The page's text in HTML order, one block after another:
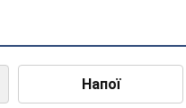
Напої